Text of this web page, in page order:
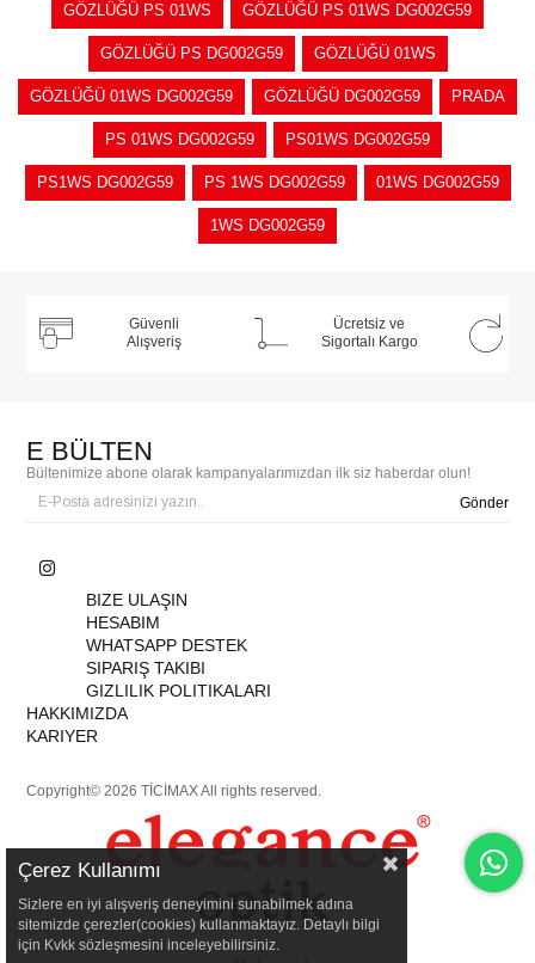
GÖZLÜĞÜ PS 01WS GÖZLÜĞÜ PS 01WS DG002G59
GÖZLÜĞÜ PS DG002G59 GÖZLÜĞÜ 01WS
GÖZLÜĞÜ 01WS DG002G59 GÖZLÜĞÜ DG002G59 PRADA
PS 01WS DG002G59 PS01WS DG002G59
PS1WS DG002G59 PS 1WS DG002G59 01WS DG002G59
1WS DG002G59
Güvenli
Alışveriş
Ücretsiz ve
Sigortalı Kargo
E BÜLTEN
Bültenimize abone olarak kampanyalarımızdan ilk siz haberdar olun!
Gönder
BIZE ULAŞIN
HESABIM
WHATSAPP DESTEK
SIPARIŞ TAKIBI
GIZLILIK POLITIKALARI
HAKKIMIZDA
KARIYER
Copyright© 2026 TİCİMAX All rights reserved.
Çerez Kullanımı
Sizlere en iyi alışveriş deneyimini sunabilmek adına
sitemizde çerezler(cookies) kullanmaktayız. Detaylı bilgi
için Kvkk sözleşmesini inceleyebilirsiniz.